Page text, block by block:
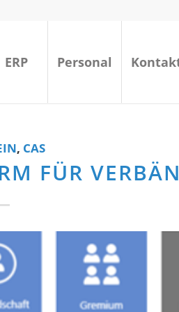
ERP Personal
, CAS
FÜR